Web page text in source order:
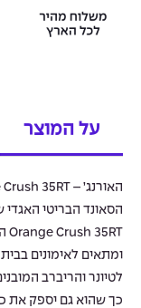
על המוצר
הסאונד הבריטי האגדי
ומתאים לאימונים
כך שהוא גם יספק את